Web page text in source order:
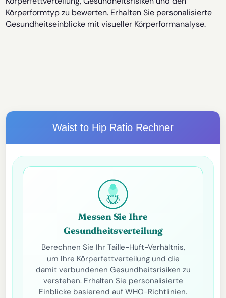
Körperformtyp zu bewerten. Erhalten Sie personalisierte
Gesundheitseinblicke mit visueller Körperformanalyse.
Waist to Hip Ratio Rechner
Messen Sie Ihre
Gesundheitsverteilung
Berechnen Sie Ihr Taille-Hüft-Verhältnis,
um Ihre Körperfettverteilung und die
damit verbundenen Gesundheitsrisiken zu
verstehen. Erhalten Sie personalisierte
Einblicke basierend auf WHO-Richtlinien.